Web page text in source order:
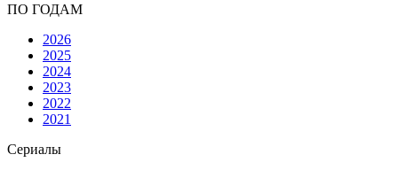
ПО ГОДАМ
2026
2025
2024
2023
2022
2021
Сериалы